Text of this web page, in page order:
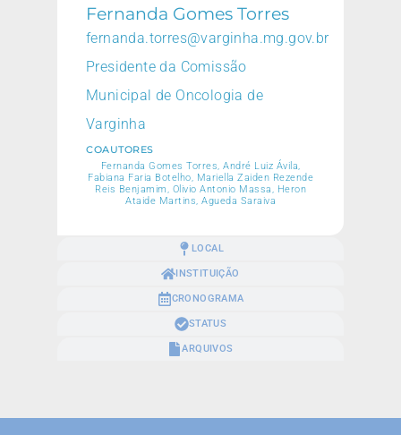
LOCAL
INSTITUIÇÃO
CRONOGRAMA
STATUS
ARQUIVOS
Fernanda Gomes Torres
fernanda.torres@varginha.mg.gov.br
Presidente da Comissão
Municipal de Oncologia de
Varginha
COAUTORES
Fernanda Gomes Torres, André Luiz Ávila,
Fabiana Faria Botelho, Mariella Zaiden Rezende
Reis Benjamim, Olivio Antonio Massa, Heron
Ataide Martins, Agueda Saraiva